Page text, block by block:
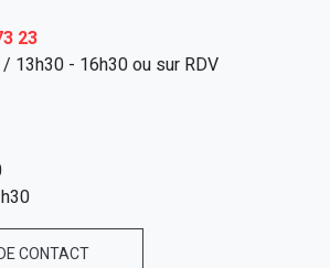
23
13h30 - 16h30 ou sur RDV
CONTACT